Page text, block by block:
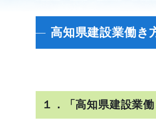
高知県建設業働き
１．「高知県建設業